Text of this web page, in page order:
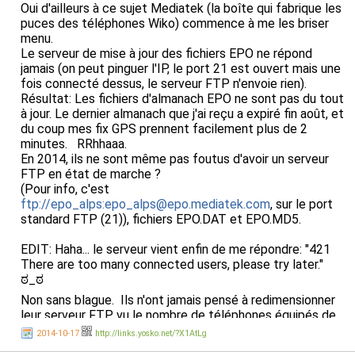
Oui d'ailleurs à ce sujet Mediatek (la boîte qui fabrique les
puces des téléphones Wiko) commence à me les briser
menu.
Le serveur de mise à jour des fichiers EPO ne répond
jamais (on peut pinguer l'IP, le port 21 est ouvert mais une
fois connecté dessus, le serveur FTP n'envoie rien).
Résultat: Les fichiers d'almanach EPO ne sont pas du tout
à jour. Le dernier almanach que j'ai reçu a expiré fin août, et
du coup mes fix GPS prennent facilement plus de 2
minutes. RRhhaaa.
En 2014, ils ne sont même pas foutus d'avoir un serveur
FTP en état de marche ?
(Pour info, c'est
ftp://epo_alps:epo_alps@epo.mediatek.com, sur le port
standard FTP (21)), fichiers EPO.DAT et EPO.MD5.
EDIT: Haha... le serveur vient enfin de me répondre: "421
There are too many connected users, please try later."
ಠ_ಠ
Non sans blague. Ils n'ont jamais pensé à redimensionner
leur serveur FTP vu le nombre de téléphones équipés de
ces puces ?
2014-10-17 http://links.yosko.net/?X1AtLg